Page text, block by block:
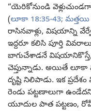
“యెరికోనుండి
(లూకా 18:35-43; మత్తయి
రాసినవాళ్లు, విషయాన్ని
ఇద్దరూ కలిసి పూర్తి
బాగుచేశాడనే విషయానికొస్తే,
చెప్తున్నాడు. అయితే
దృష్టి నిలిపాడు. ఇక
రెండు పట్టణాలుగా ఉండేదని
యూదుల పాత పట్టణం,